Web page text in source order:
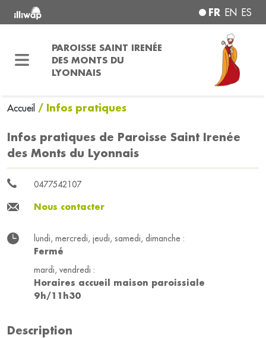
FR EN ES
PAROISSE SAINT IRENÉE
DES MONTS DU
LYONNAIS
Accueil / Infos pratiques
Infos pratiques de Paroisse Saint Irenée
des Monts du Lyonnais
0477542107
Nous contacter
lundi, mercredi, jeudi, samedi, dimanche :
Fermé
mardi, vendredi :
Horaires accueil maison paroissiale
9h/11h30
Description